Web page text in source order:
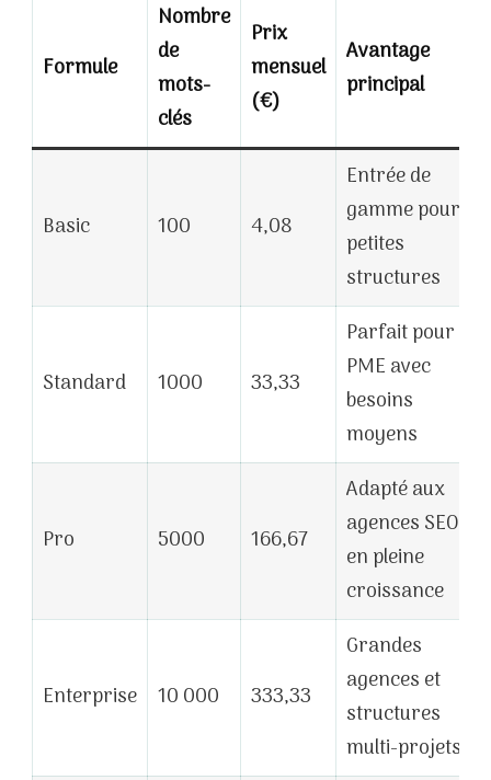
Formule
Nombre
de
mots-
clés
Prix
mensuel
(€)
Avantage
principal
Basic 100 4,08
Entrée de
gamme pour
petites
structures
Standard 1000 33,33
Parfait pour
PME avec
besoins
moyens
Pro 5000 166,67
Adapté aux
agences SEO
en pleine
croissance
Enterprise 10 000 333,33
Grandes
agences et
structures
multi-projets